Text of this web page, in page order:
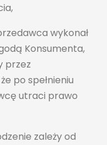
wykonał
Konsumenta,
przez
po spełnieniu
utraci prawo
zależy od